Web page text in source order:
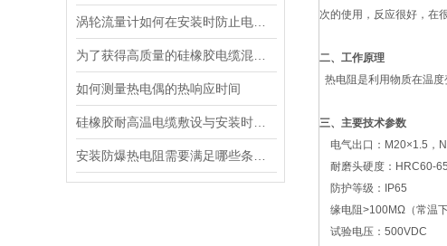
如何测量热电偶的热响应时间
次的使用，反应很好，在
二、 工作原理
热电阻是利用物质在温
三、 主要技术参数
电气出口：M20×1.5，
耐磨头硬度：HRC60-65
防护等级：IP65
缘电阻>100MΩ（常温下
试验电压：500VDC